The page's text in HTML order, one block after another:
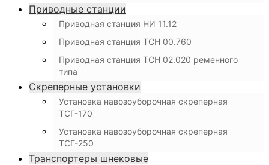
Приводные станции
Приводная станция НИ 11.12
Приводная станция ТСН 00.760
Приводная станция ТСН 02.020 ременного
типа
Скреперные установки
Установка навозоуборочная скреперная
ТСГ-170
Установка навозоуборочная скреперная
ТСГ-250
Транспортеры шнековые